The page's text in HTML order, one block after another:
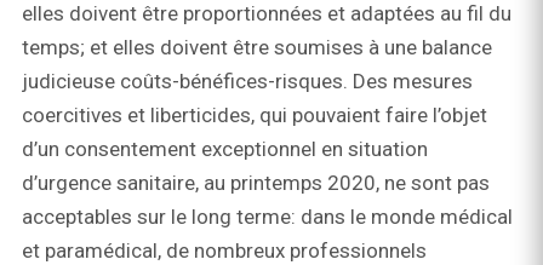
elles doivent être proportionnées et adaptées au fil du
temps; et elles doivent être soumises à une balance
judicieuse coûts-bénéfices-risques. Des mesures
coercitives et liberticides, qui pouvaient faire l’objet
d’un consentement exceptionnel en situation
d’urgence sanitaire, au printemps 2020, ne sont pas
acceptables sur le long terme: dans le monde médical
et paramédical, de nombreux professionnels